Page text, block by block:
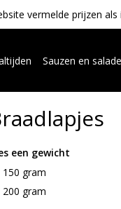
vermelde prijzen als
Sauzen en
Kies een gewicht
150 gram
200 gram